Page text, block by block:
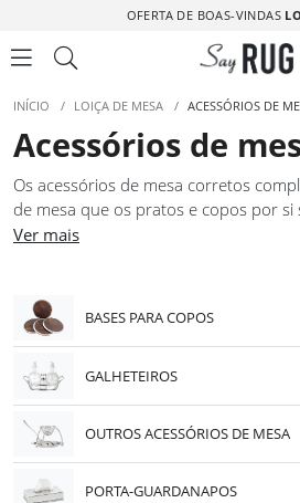
OFERTA DE BOAS-VINDAS
INÍCIO / LOIÇA DE MESA / ACESSÓRIOS DE
Acessórios de
Os acessórios de mesa corretos
de mesa que os pratos e copos por si
terminar. Porta-guardanapos,
coleção foram selecionados pela
nível de acabamento, garantindo que
detalhes que fazem diferença real na
percebida por quem se senta à volta
Ver mais
BASES PARA COPOS
GALHETEIROS
OUTROS ACESSÓRIOS DE MESA
PORTA-GUARDANAPOS